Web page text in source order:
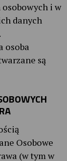
i w
danych
osoba
są
Osobowe
(w tym w